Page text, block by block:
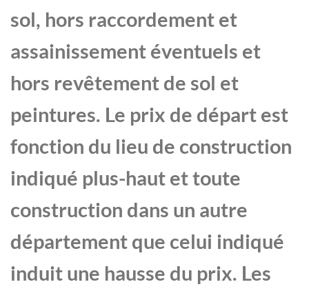
sol, hors raccordement et
assainissement éventuels et
hors revêtement de sol et
peintures. Le prix de départ est
fonction du lieu de construction
indiqué plus-haut et toute
construction dans un autre
département que celui indiqué
induit une hausse du prix. Les